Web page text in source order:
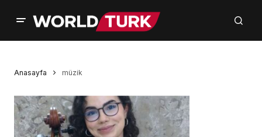
Anasayfa müzik